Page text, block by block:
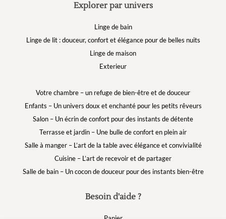
Besoin d'aide ?
Explorer par univers
Linge de bain
Linge de lit : douceur, confort et élégance pour de belles nuits
Linge de maison
Exterieur
Votre chambre – un refuge de bien-être et de douceur
Enfants – Un univers doux et enchanté pour les petits rêveurs
Salon – Un écrin de confort pour des instants de détente
Terrasse et jardin – Une bulle de confort en plein air
Salle à manger – L’art de la table avec élégance et convivialité
Cuisine – L’art de recevoir et de partager
Salle de bain – Un cocon de douceur pour des instants bien-être